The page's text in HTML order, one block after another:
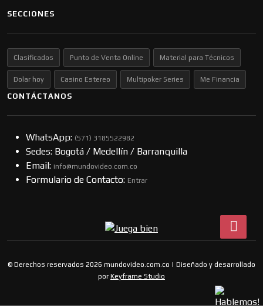
SECCIONES
Clasificados Punto de Venta Online Material para Técnicos
Dolar hoy Casino Estereo Multipoker Series Me Financia
CONTÁCTANOS
WhatsApp: (57​​1) 3185522982
Sedes: Bogotá / Medellín / Barranquilla
Email: info@mundovideo.com.co
Formulario de Contacto: Entrar
© Derechos reservados 2026 mundovideo.com.co | Diseñado y desarrollado
por Keyframe Studio